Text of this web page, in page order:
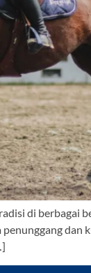
di berbagai